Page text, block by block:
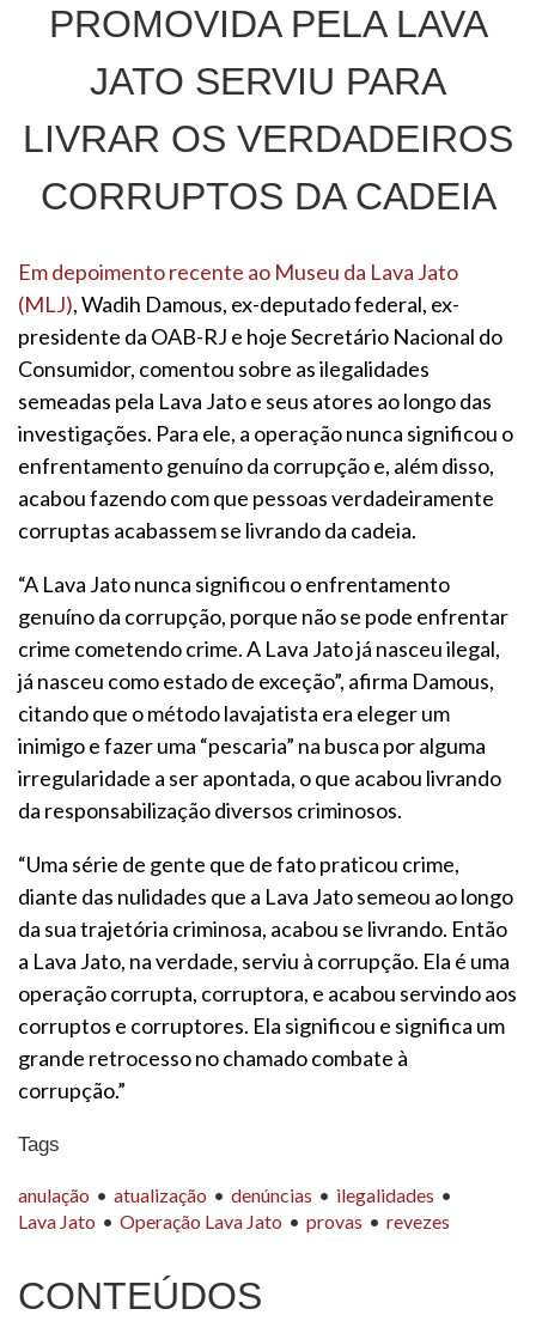
PROMOVIDA PELA LAVA
JATO SERVIU PARA
LIVRAR OS VERDADEIROS
CORRUPTOS DA CADEIA
Em depoimento recente ao Museu da Lava Jato
(MLJ), Wadih Damous, ex-deputado federal, ex-
presidente da OAB-RJ e hoje Secretário Nacional do
Consumidor, comentou sobre as ilegalidades
semeadas pela Lava Jato e seus atores ao longo das
investigações. Para ele, a operação nunca significou o
enfrentamento genuíno da corrupção e, além disso,
acabou fazendo com que pessoas verdadeiramente
corruptas acabassem se livrando da cadeia.
“A Lava Jato nunca significou o enfrentamento
genuíno da corrupção, porque não se pode enfrentar
crime cometendo crime. A Lava Jato já nasceu ilegal,
já nasceu como estado de exceção”, afirma Damous,
citando que o método lavajatista era eleger um
inimigo e fazer uma “pescaria” na busca por alguma
irregularidade a ser apontada, o que acabou livrando
da responsabilização diversos criminosos.
“Uma série de gente que de fato praticou crime,
diante das nulidades que a Lava Jato semeou ao longo
da sua trajetória criminosa, acabou se livrando. Então
a Lava Jato, na verdade, serviu à corrupção. Ela é uma
operação corrupta, corruptora, e acabou servindo aos
corruptos e corruptores. Ela significou e significa um
grande retrocesso no chamado combate à
corrupção.”
Tags
anulação atualização denúncias
ilegalidades
Lava Jato
Operação Lava Jato provas revezes
CONTEÚDOS